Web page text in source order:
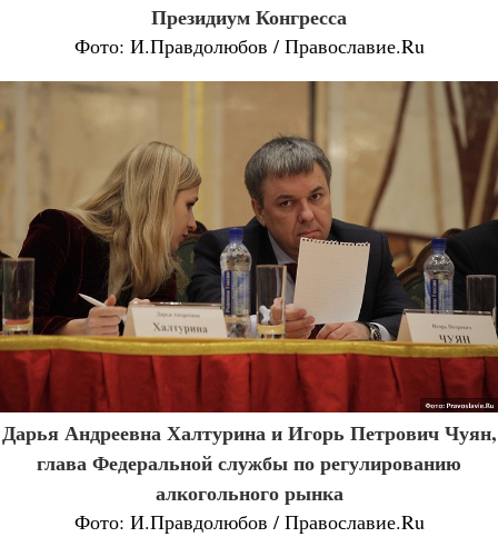
Президиум Конгресса
Фото: И.Правдолюбов / Православие.Ru
Дарья Андреевна Халтурина и Игорь Петрович Чуян,
глава Федеральной службы по регулированию
алкогольного рынка
Фото: И.Правдолюбов / Православие.Ru